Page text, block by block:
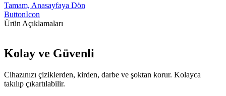
Tamam, Anasayfaya Dön
ButtonIcon
Ürün Açıklamaları
Kolay ve Güvenli
Cihazınızı çiziklerden, kirden, darbe ve şoktan korur. Kolayca
takılıp çıkartılabilir.